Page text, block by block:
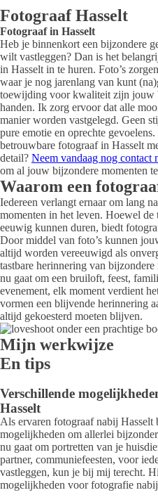
Fotograaf Hasselt
Fotograaf in Hasselt
Heb je binnenkort een bijzondere
wilt vastleggen? Dan is het
in Hasselt in te huren. Foto’s
waar je nog jarenlang van kunt
toewijding voor kwaliteit zijn jouw
handen. Ik zorg ervoor dat alle
manier worden vastgelegd. Geen
pure emotie en oprechte
betrouwbare fotograaf in Hasselt
detail? Neem vandaag nog contact
om al jouw bijzondere momenten
Waarom een
Iedereen verlangt ernaar om lang
momenten in het leven. Hoewel de
eeuwig kunnen duren, biedt
Door middel van foto’s kunnen
altijd worden vereeuwigd als
tastbare herinnering van
nu gaat om een bruiloft, feest,
evenement, elk moment verdient
vormen een blijvende herinnering
altijd gekoesterd moeten blijven.
Mijn werkwijze
En tips
Verschillende
Hasselt
Als ervaren fotograaf nabij
mogelijkheden om allerlei
nu gaat om portretten van je
partner, communiefeesten, voor
vastleggen, kun je bij mij terecht.
mogelijkheden voor fotografie